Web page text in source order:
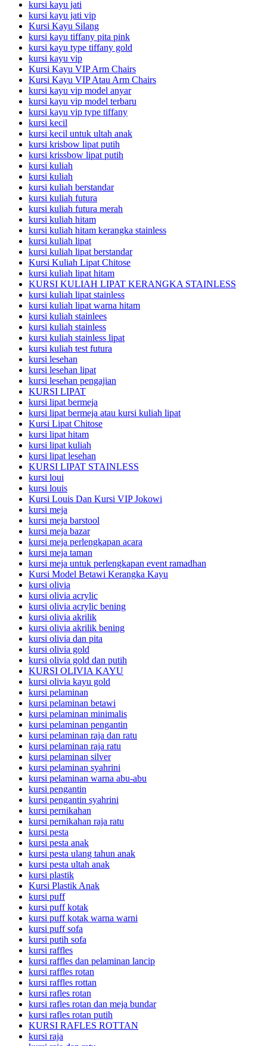
kursi kayu jati
kursi kayu jati vip
Kursi Kayu Silang
kursi kayu tiffany pita pink
kursi kayu type tiffany gold
kursi kayu vip
Kursi Kayu VIP Arm Chairs
Kursi Kayu VIP Atau Arm Chairs
kursi kayu vip model anyar
kursi kayu vip model terbaru
kursi kayu vip type tiffany
kursi kecil
kursi kecil untuk ultah anak
kursi krisbow lipat putih
kursi krissbow lipat putih
kursi kuliah
kursi kuliah
kursi kuliah berstandar
kursi kuliah futura
kursi kuliah futura merah
kursi kuliah hitam
kursi kuliah hitam kerangka stainless
kursi kuliah lipat
kursi kuliah lipat berstandar
Kursi Kuliah Lipat Chitose
kursi kuliah lipat hitam
KURSI KULIAH LIPAT KERANGKA STAINLESS
kursi kuliah lipat stainless
kursi kuliah lipat warna hitam
kursi kuliah stainlees
kursi kuliah stainless
kursi kuliah stainless lipat
kursi kuliah test futura
kursi lesehan
kursi lesehan lipat
kursi lesehan pengajian
KURSI LIPAT
kursi lipat bermeja
kursi lipat bermeja atau kursi kuliah lipat
Kursi Lipat Chitose
kursi lipat hitam
kursi lipat kuliah
kursi lipat lesehan
KURSI LIPAT STAINLESS
kursi loui
kursi louis
Kursi Louis Dan Kursi VIP Jokowi
kursi meja
kursi meja barstool
kursi meja bazar
kursi meja perlengkapan acara
kursi meja taman
kursi meja untuk perlengkapan event ramadhan
Kursi Model Betawi Kerangka Kayu
kursi olivia
kursi olivia acrylic
kursi olivia acrylic bening
kursi olivia akrilik
kursi olivia akrilik bening
kursi olivia dan pita
kursi olivia gold
kursi olivia gold dan putih
KURSI OLIVIA KAYU
kursi olivia kayu gold
kursi pelaminan
kursi pelaminan betawi
kursi pelaminan minimalis
kursi pelaminan pengantin
kursi pelaminan raja dan ratu
kursi pelaminan raja ratu
kursi pelaminan silver
kursi pelaminan syahrini
kursi pelaminan warna abu-abu
kursi pengantin
kursi pengantin syahrini
kursi pernikahan
kursi pernikahan raja ratu
kursi pesta
kursi pesta anak
kursi pesta ulang tahun anak
kursi pesta ultah anak
kursi plastik
Kursi Plastik Anak
kursi puff
kursi puff kotak
kursi puff kotak warna warni
kursi puff sofa
kursi putih sofa
kursi raffles
kursi raffles dan pelaminan lancip
kursi raffles rotan
kursi raffles rottan
kursi rafles rotan
kursi rafles rotan dan meja bundar
kursi rafles rotan putih
KURSI RAFLES ROTTAN
kursi raja